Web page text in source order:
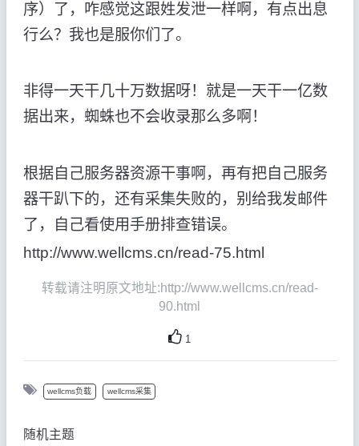
序）了，咋感觉这跟姓发泄一样啊，有点出息
行么？我也是服你们了。
非得一天干几十万数据呀！就是一天干一亿数
据出来，蜘蛛也不会收录那么多啊！
根据自己服务器资源干事啊，再有把自己服务
器干趴下的，还有采集失败的，别给我发邮件
了，自己看使用手册排查错误。
http://www.wellcms.cn/read-75.html
转载请注明原文地址:http://www.wellcms.cn/read-
90.html
1
wellcms负载 wellcms采集
随机主题